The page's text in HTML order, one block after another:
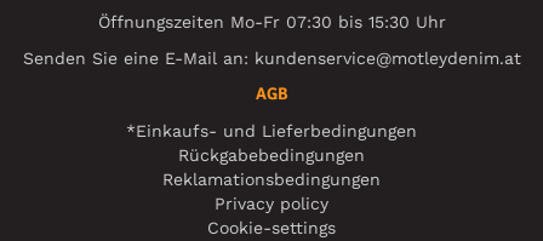
Öffnungszeiten Mo-Fr 07:30 bis 15:30 Uhr
Senden Sie eine E-Mail an: kundenservice@motleydenim.at
AGB
*Einkaufs- und Lieferbedingungen
Rückgabebedingungen
Reklamationsbedingungen
Privacy policy
Cookie-settings